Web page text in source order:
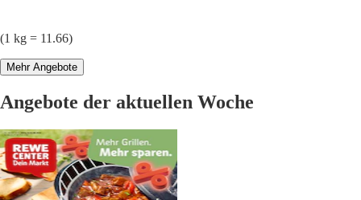
(1 kg = 11.66)
Mehr Angebote
Angebote der aktuellen Woche